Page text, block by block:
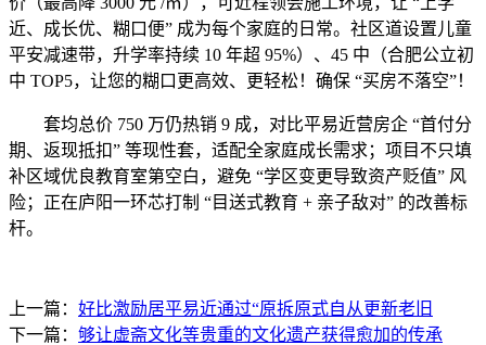
近、成长优、糊口便” 成为每个家庭的日常。社区道设置儿童
平安减速带，升学率持续 10 年超 95%）、45 中（合肥公立初
中 TOP5，让您的糊口更高效、更轻松！确保 “买房不落空”！
套均总价 750 万仍热销 9 成，对比平易近营房企 “首付分
期、返现抵扣” 等现性套，适配全家庭成长需求；项目不只填
补区域优良教育室第空白，避免 “学区变更导致资产贬值” 风
险；正在庐阳一环芯打制 “目送式教育 + 亲子敌对” 的改善标
杆。
上一篇： 好比激励居平易近通过“原拆原式自从更新老旧
下一篇： 够让虚斋文化等贵重的文化遗产获得愈加的传承